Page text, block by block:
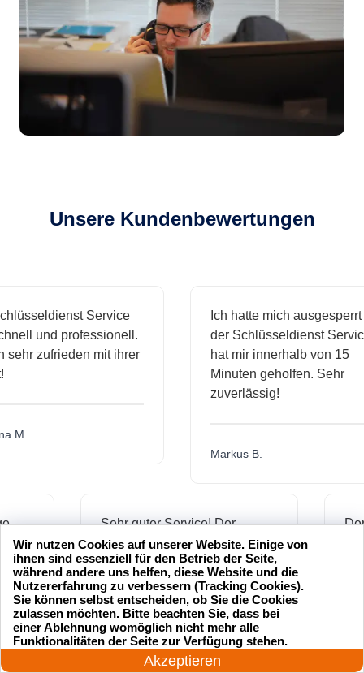
Unsere Kundenbewertungen
Service
und professionell.
zufrieden mit ihrer
Ich hatte mich ausgesperrt und
der Schlüsseldienst Service
hat mir innerhalb von 15
Minuten geholfen. Sehr
zuverlässig!
Markus B.
hat
Sehr guter Service! Der
Schlüsseldienst war freundlich
und hat mir schnell geholfen,
als ich meine Schlüssel
verloren hatte.
Jonas M.
24 Stunden am Tag
Akzeptieren
Wir nutzen Cookies auf unserer Website. Einige von
ihnen sind essenziell für den Betrieb der Seite,
während andere uns helfen, diese Website und die
Nutzererfahrung zu verbessern (Tracking Cookies).
Sie können selbst entscheiden, ob Sie die Cookies
zulassen möchten. Bitte beachten Sie, dass bei
einer Ablehnung womöglich nicht mehr alle
Funktionalitäten der Seite zur Verfügung stehen.